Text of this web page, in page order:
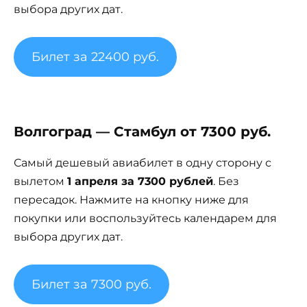
выбора других дат.
Билет за 22400 руб.
Волгоград — Стамбул от 7300 руб.
Самый дешевый авиабилет в одну сторону с
вылетом 1 апреля за 7300 рублей. Без
пересадок. Нажмите на кнопку ниже для
покупки или воспользуйтесь календарем для
выбора других дат.
Билет за 7300 руб.